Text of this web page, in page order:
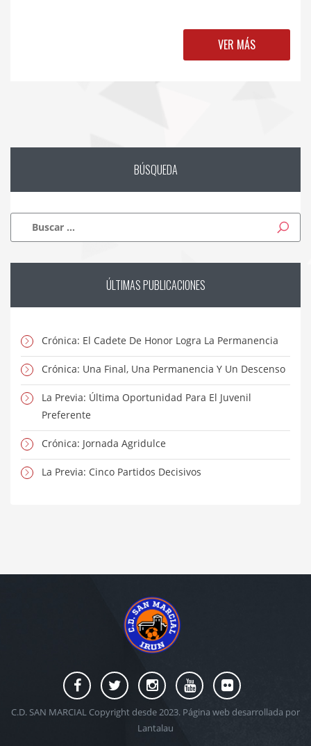
VER MÁS
BÚSQUEDA
ÚLTIMASPUBLICACIONES
Crónica: El Cadete De Honor Logra La Permanencia
Crónica: Una Final, Una Permanencia Y Un Descenso
La Previa: Última Oportunidad Para El Juvenil
Preferente
Crónica: Jornada Agridulce
La Previa: Cinco Partidos Decisivos
C.D. SAN MARCIAL Copyright desde 2023. Página web desarrollada por
Lantalau